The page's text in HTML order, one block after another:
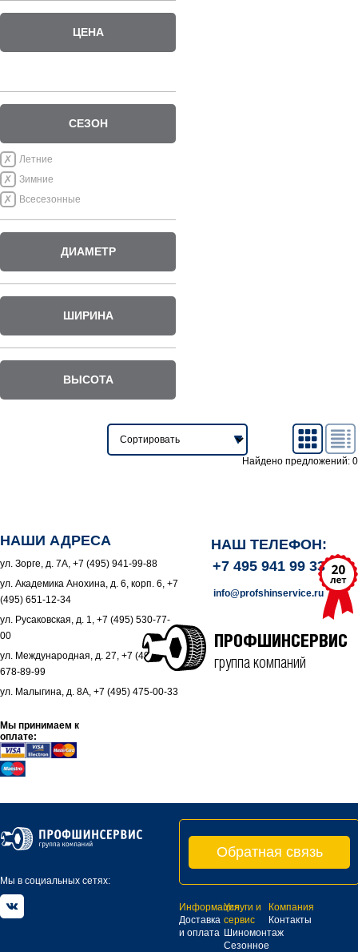
ЦЕНА
СЕЗОН
Летние
Зимние
Всесезонные
ДИАМЕТР
ШИРИНА
ВЫСОТА
Найдено предложений: 0
НАШИ АДРЕСА
ул. Зорге, д. 7А, +7 (495) 941-99-88
ул. Академика Анохина, д. 6, корп. 6, +7
(495) 651-12-34
ул. Русаковская, д. 1, +7 (495) 530-77-
00
ул. Международная, д. 27, +7 (495)
678-89-99
ул. Малыгина, д. 8А, +7 (495) 475-00-33
Мы принимаем к
оплате:
НАШ ТЕЛЕФОН:
+7 495 941 99 33
info@profshinservice.ru
ПРОФШИНСЕРВИС
группа компаний
Мы в социальных сетях:
Обратная связь
Информация
Доставка
и оплата
Услуги и
сервис
Шиномонтаж
Сезонное
Компания
Контакты